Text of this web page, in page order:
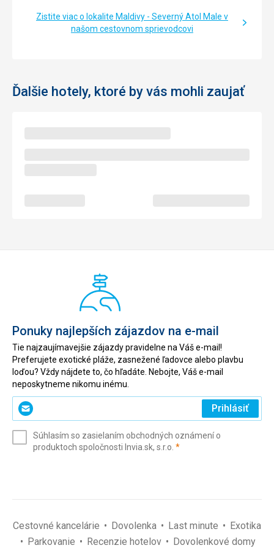
Zistite viac o lokalite Maldivy - Severný Atol Male v
našom cestovnom sprievodcovi
Ďalšie hotely, ktoré by vás mohli zaujať
Ponuky najlepších zájazdov na e-mail
Tie najzaujímavejšie zájazdy pravidelne na Váš e-mail!
Preferujete exotické pláže, zasnežené ľadovce alebo plavbu
loďou? Vždy nájdete to, čo hľadáte. Nebojte, Váš e-mail
neposkytneme nikomu inému.
Zadajte
svoj
(povinné)
Prihlásiť
Súhlasím so zasielaním obchodných oznámení o
produktoch spoločnosti Invia.sk, s.r.o. *(povinné)
Cestovné kancelárie Dovolenka Last minute
Exotika
Parkovanie
Recenzie hotelov Dovolenkové domy